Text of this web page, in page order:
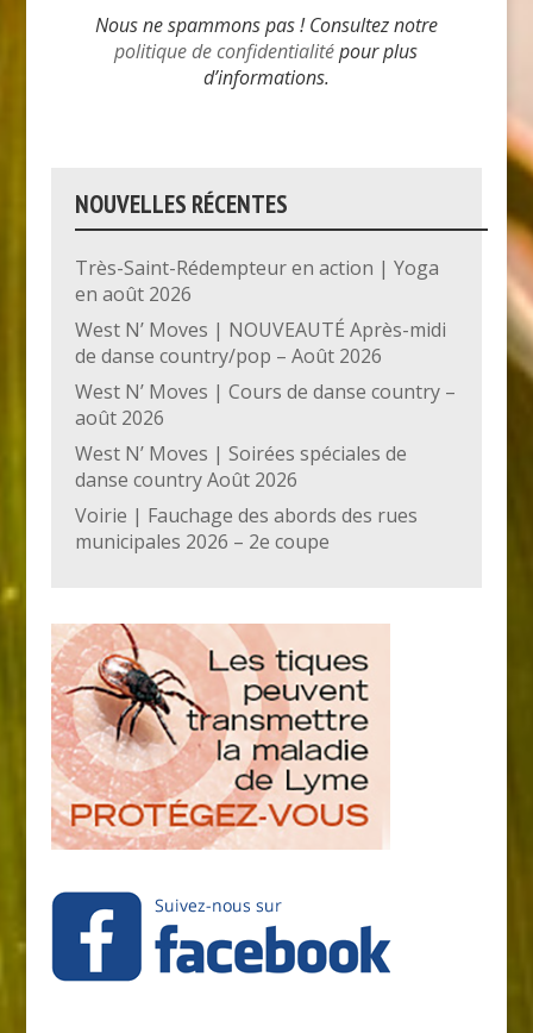
Nous ne spammons pas ! Consultez notre
politique de confidentialitépour plus
d’informations.
NOUVELLES RÉCENTES
Très-Saint-Rédempteur en action | Yoga
en août 2026
West N’ Moves | NOUVEAUTÉ Après-midi
de danse country/pop – Août 2026
West N’ Moves | Cours de danse country –
août 2026
West N’ Moves | Soirées spéciales de
danse country Août 2026
Voirie | Fauchage des abords des rues
municipales 2026 – 2e coupe